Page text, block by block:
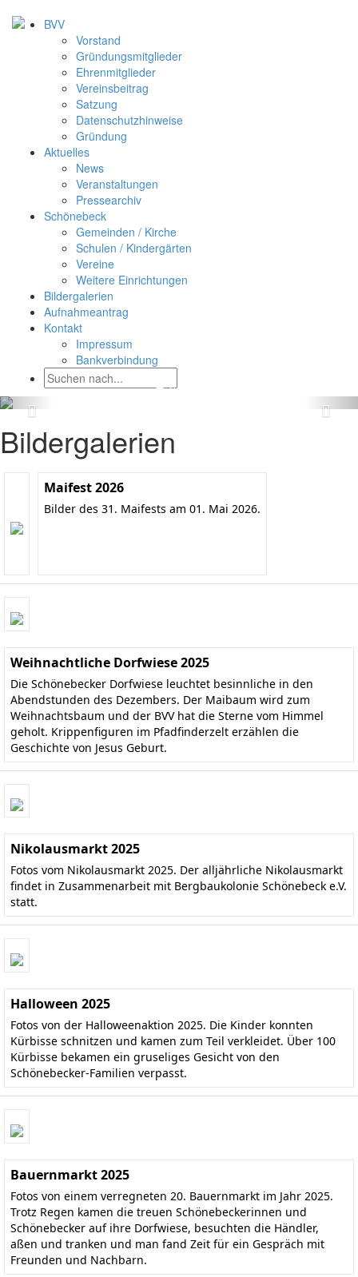
BVV
Vorstand
Gründungsmitglieder
Ehrenmitglieder
Vereinsbeitrag
Satzung
Datenschutzhinweise
Gründung
Aktuelles
News
Veranstaltungen
Pressearchiv
Schönebeck
Gemeinden / Kirche
Schulen / Kindergärten
Vereine
Weitere Einrichtungen
Bildergalerien
Aufnahmeantrag
Kontakt
Impressum
Bankverbindung
Bildergalerien
Maifest 2026
Bilder des 31. Maifests am 01. Mai 2026.
Weihnachtliche Dorfwiese 2025
Die Schönebecker Dorfwiese leuchtet besinnliche in den
Abendstunden des Dezembers. Der Maibaum wird zum
Weihnachtsbaum und der BVV hat die Sterne vom Himmel
geholt. Krippenfiguren im Pfadfinderzelt erzählen die
Geschichte von Jesus Geburt.
Nikolausmarkt 2025
Fotos vom Nikolausmarkt 2025. Der alljährliche Nikolausmarkt
findet in Zusammenarbeit mit Bergbaukolonie Schönebeck e.V.
statt.
Halloween 2025
Fotos von der Halloweenaktion 2025. Die Kinder konnten
Kürbisse schnitzen und kamen zum Teil verkleidet. Über 100
Kürbisse bekamen ein gruseliges Gesicht von den
Schönebecker-Familien verpasst.
Bauernmarkt 2025
Fotos von einem verregneten 20. Bauernmarkt im Jahr 2025.
Trotz Regen kamen die treuen Schönebeckerinnen und
Schönebecker auf ihre Dorfwiese, besuchten die Händler,
aßen und tranken und man fand Zeit für ein Gespräch mit
Freunden und Nachbarn.